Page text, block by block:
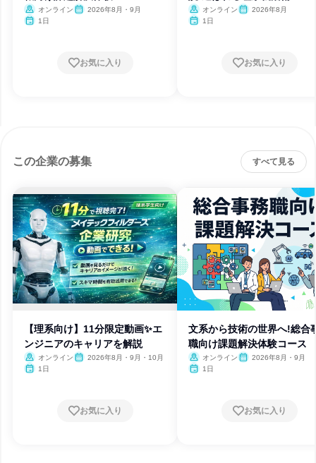
オンライン
2026年8月・9月
1日
お気に入り
オンライン
2026年8月
1日
お気に入り
この企業の募集 すべて見る
【理系向け】11分限定動画✨エ
ンジニアのキャリアを解説
オンライン
2026年8月・9月・10月
1日
お気に入り
文系から技術の世界へ!総合
職向け課題解決体験コース
オンライン
2026年8月・9月
1日
お気に入り